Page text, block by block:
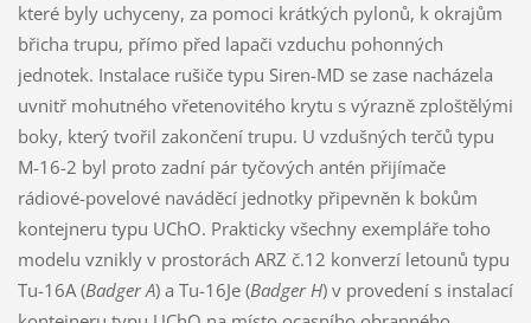
které byly uchyceny, za pomoci krátkých pylonů, k okrajům
břicha trupu, přímo před lapači vzduchu pohonných
jednotek. Instalace rušiče typu Siren-MD se zase nacházela
uvnitř mohutného vřetenovitého krytu s výrazně zploštělými
boky, který tvořil zakončení trupu. U vzdušných terčů typu
M-16-2 byl proto zadní pár tyčových antén přijímače
rádiové-povelové naváděcí jednotky připevněn k bokům
kontejneru typu UChO. Prakticky všechny exempláře toho
modelu vznikly v prostorách ARZ č.12 konverzí letounů typu
Tu-16A (Badger A) a Tu-16Je (Badger H) v provedení s instalací